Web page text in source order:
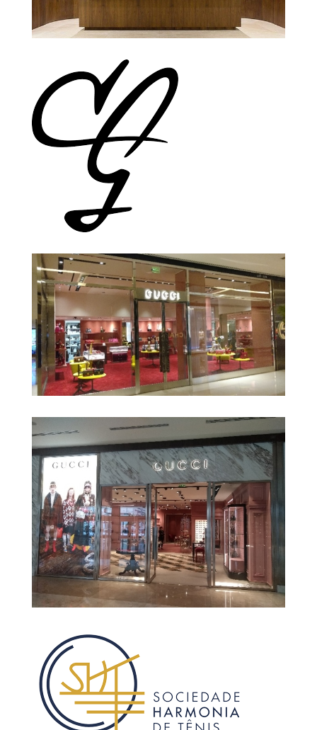
Escritório de Advocacia Sérgio
Bermudes
Escritório de Advocacia Cleary
Gottlieb Steen & Hamilton
Gucci – Shopping JK Iguatemi
Gucci – Shopping Pátio Batel